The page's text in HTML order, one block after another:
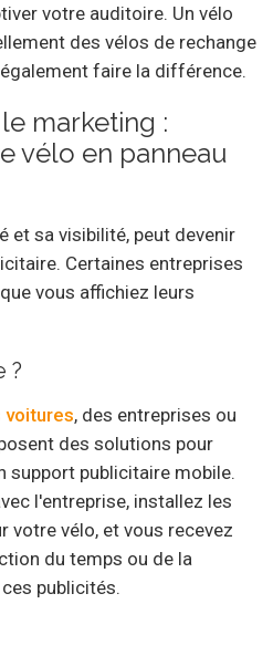
votre auditoire. Un vélo
des vélos de rechange
faire la différence.
marketing :
vélo en panneau
et sa visibilité, peut devenir
Certaines entreprises
vous affichiez leurs
?
voitures, des entreprises ou
des solutions pour
support publicitaire mobile.
l'entreprise, installez les
votre vélo, et vous recevez
du temps ou de la
publicités.